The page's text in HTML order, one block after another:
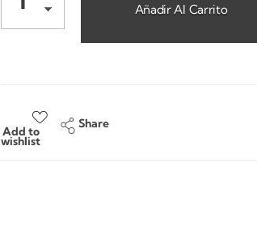
Añadir Al Carrito
Add to
wishlist
Share